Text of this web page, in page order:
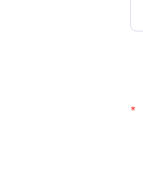
*